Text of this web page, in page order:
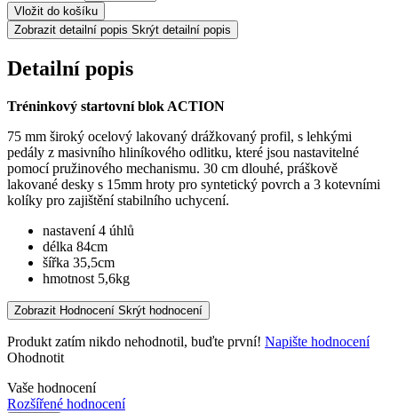
Vložit do košíku
Zobrazit detailní popis Skrýt detailní popis
Detailní popis
Tréninkový startovní blok ACTION
75 mm široký ocelový lakovaný drážkovaný profil, s lehkými
pedály z masivního hliníkového odlitku, které jsou nastavitelné
pomocí pružinového mechanismu. 30 cm dlouhé, práškově
lakované desky s 15mm hroty pro syntetický povrch a 3 kotevními
kolíky pro zajištění stabilního uchycení.
nastavení 4 úhlů
délka 84cm
šířka 35,5cm
hmotnost 5,6kg
Zobrazit Hodnocení Skrýt hodnocení
Produkt zatím nikdo nehodnotil, buďte první! Napište hodnocení
Ohodnotit
Vaše hodnocení
Rozšířené hodnocení